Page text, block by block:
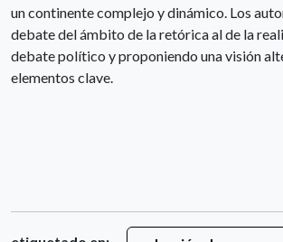
un continente complejo y dinámico. Los
debate del ámbito de la retórica al de la
debate político y proponiendo una visión
elementos clave.